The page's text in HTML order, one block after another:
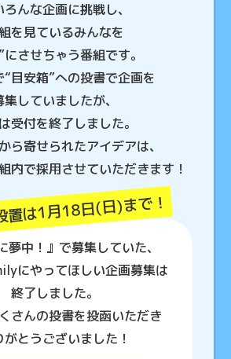
ろんな企画に挑戦し、
を見ているみんなを
にさせちゃう番組です。
“目安箱”への投書で企画を
集していましたが、
受付を終了しました。
ら寄せられたアイデアは、
内で採用させていただきます！
は1月18日(日)まで！
夢中！』で募集していた、
にやってほしい企画募集は
終了しました。
さんの投書を投函いただき
がとうございました！